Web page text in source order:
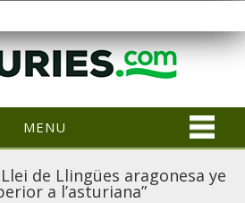
MENU
de Llingües aragonesa ye
a l’asturiana”